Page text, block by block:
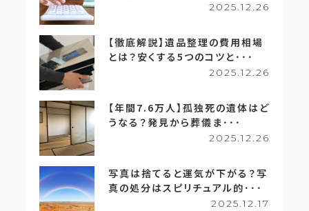
2025.12.26
【徹底解説】遺品整理の費用相場
とは？安くする5つのコツと･･･
2025.12.26
【年間7.6万人】孤独死の遺体はど
うなる？発見から葬儀ま･･･
2025.12.26
写真は捨てると運気が下がる？写
真の処分はスピリチュアル的･･･
2025.12.17